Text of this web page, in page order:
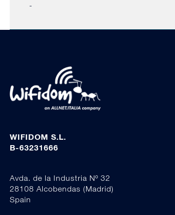
-
WIFIDOM S.L.
B-63231666
Avda. de la Industria Nº 32
28108 Alcobendas (Madrid)
Spain